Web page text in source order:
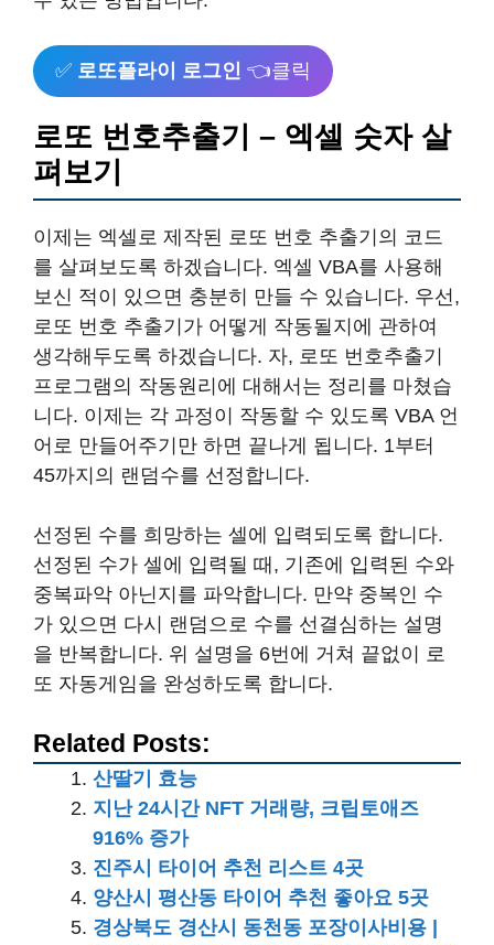
✅ 로또플라이 로그인 👈클릭
로또 번호추출기 – 엑셀 숫자 살
펴보기
이제는 엑셀로 제작된 로또 번호 추출기의 코드
를 살펴보도록 하겠습니다. 엑셀 VBA를 사용해
보신 적이 있으면 충분히 만들 수 있습니다. 우선,
로또 번호 추출기가 어떻게 작동될지에 관하여
생각해두도록 하겠습니다. 자, 로또 번호추출기
프로그램의 작동원리에 대해서는 정리를 마쳤습
니다. 이제는 각 과정이 작동할 수 있도록 VBA 언
어로 만들어주기만 하면 끝나게 됩니다. 1부터
45까지의 랜덤수를 선정합니다.
선정된 수를 희망하는 셀에 입력되도록 합니다.
선정된 수가 셀에 입력될 때, 기존에 입력된 수와
중복파악 아닌지를 파악합니다. 만약 중복인 수
가 있으면 다시 랜덤으로 수를 선결심하는 설명
을 반복합니다. 위 설명을 6번에 거쳐 끝없이 로
또 자동게임을 완성하도록 합니다.
Related Posts:
산딸기 효능
지난 24시간 NFT 거래량, 크립토애즈
916% 증가
진주시 타이어 추천 리스트 4곳
양산시 평산동 타이어 추천 좋아요 5곳
경상북도 경산시 동천동 포장이사비용 |